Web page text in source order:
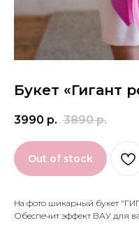
Букет «‎Гигант
3990 р. 3890 р.
Out of stock
На фото шикарный букет
Обеспечит эффект ВАУ для